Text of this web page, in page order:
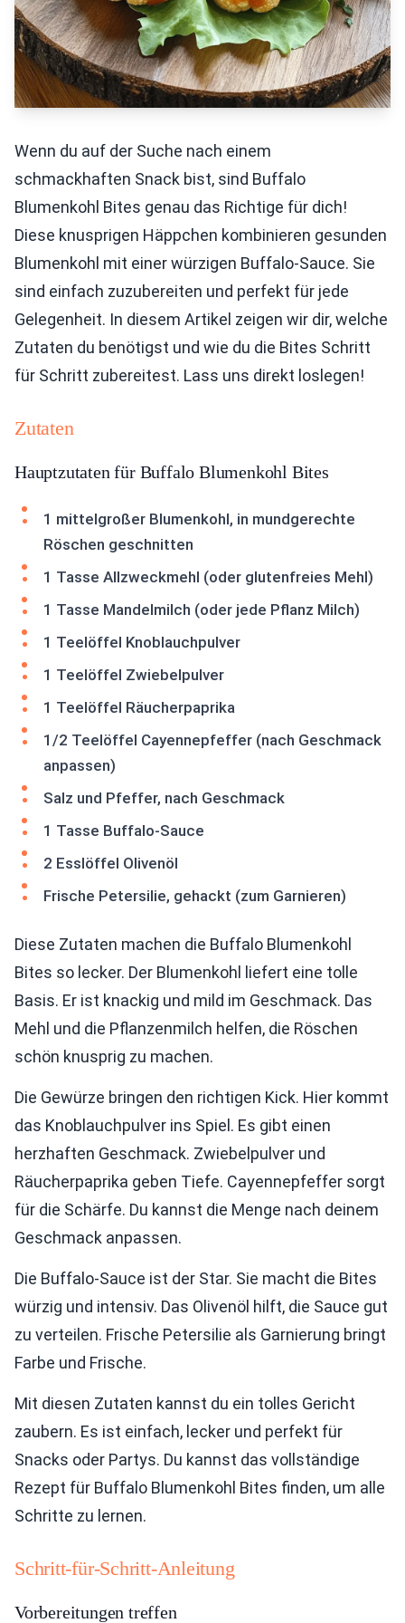
Wenn du auf der Suche nach einem
schmackhaften Snack bist, sind Buffalo
Blumenkohl Bites genau das Richtige für dich!
Diese knusprigen Häppchen kombinieren gesunden
Blumenkohl mit einer würzigen Buffalo-Sauce. Sie
sind einfach zuzubereiten und perfekt für jede
Gelegenheit. In diesem Artikel zeigen wir dir, welche
Zutaten du benötigst und wie du die Bites Schritt
für Schritt zubereitest. Lass uns direkt loslegen!
Zutaten
Hauptzutaten für Buffalo Blumenkohl Bites
1 mittelgroßer Blumenkohl, in mundgerechte
Röschen geschnitten
1 Tasse Allzweckmehl (oder glutenfreies Mehl)
1 Tasse Mandelmilch (oder jede Pflanz Milch)
1 Teelöffel Knoblauchpulver
1 Teelöffel Zwiebelpulver
1 Teelöffel Räucherpaprika
1/2 Teelöffel Cayennepfeffer (nach Geschmack
anpassen)
Salz und Pfeffer, nach Geschmack
1 Tasse Buffalo-Sauce
2 Esslöffel Olivenöl
Frische Petersilie, gehackt (zum Garnieren)
Diese Zutaten machen die Buffalo Blumenkohl
Bites so lecker. Der Blumenkohl liefert eine tolle
Basis. Er ist knackig und mild im Geschmack. Das
Mehl und die Pflanzenmilch helfen, die Röschen
schön knusprig zu machen.
Die Gewürze bringen den richtigen Kick. Hier kommt
das Knoblauchpulver ins Spiel. Es gibt einen
herzhaften Geschmack. Zwiebelpulver und
Räucherpaprika geben Tiefe. Cayennepfeffer sorgt
für die Schärfe. Du kannst die Menge nach deinem
Geschmack anpassen.
Die Buffalo-Sauce ist der Star. Sie macht die Bites
würzig und intensiv. Das Olivenöl hilft, die Sauce gut
zu verteilen. Frische Petersilie als Garnierung bringt
Farbe und Frische.
Mit diesen Zutaten kannst du ein tolles Gericht
zaubern. Es ist einfach, lecker und perfekt für
Snacks oder Partys. Du kannst das vollständige
Rezept für Buffalo Blumenkohl Bites finden, um alle
Schritte zu lernen.
Schritt-für-Schritt-Anleitung
Vorbereitungen treffen